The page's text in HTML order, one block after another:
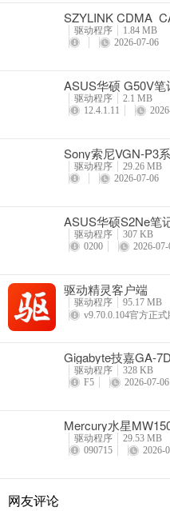
SZYLINK
驱动程序
1.84 MB
2026-07-06
ASUS华硕 G50V
驱动程序
2.1 MB
12.4.1.11
Sony索尼VGN-P3
驱动
驱动程序
29.26 MB
2026-07-06
ASUS华硕S2Ne笔
驱动程序
307 KB
0200
2026-07-
驱动精灵客户端
驱动程序
95.17 MB
v9.70.0.104官方正式
Gigabyte技嘉GA-
驱动程序
328 KB
F5
2026-07-06
Mercury水星
驱动程序
29.53 MB
090715
2026-
网友评论